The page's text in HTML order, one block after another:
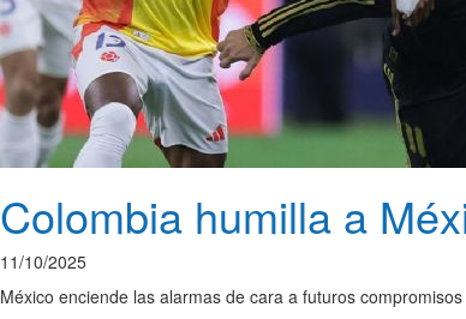
Colombia humilla a
11/10/2025
México enciende las alarmas de cara a futuros